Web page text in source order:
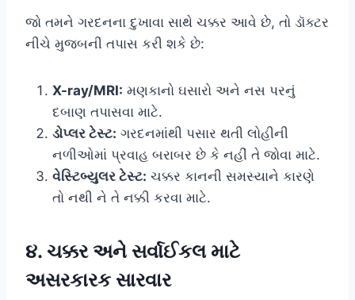
જો તમને ગરદનના દુખાવા સાથે ચક્કર આવે છે, તો ડૉક્ટર
નીચે મુજબની તપાસ કરી શકે છે:
X-ray/MRI: મણકાનો ઘસારો અને નસ પરનું
દબાણ તપાસવા માટે.
ડોપ્લર ટેસ્ટ: ગરદનમાંથી પસાર થતી લોહીની
નળીઓમાં પ્રવાહ બરાબર છે કે નહીં તે જોવા માટે.
વેસ્ટિબ્યુલર ટેસ્ટ: ચક્કર કાનની સમસ્યાને કારણે
તો નથી ને તે નક્કી કરવા માટે.
૪. ચક્કર અને સર્વાઈકલ માટે
અસરકારક સારવાર